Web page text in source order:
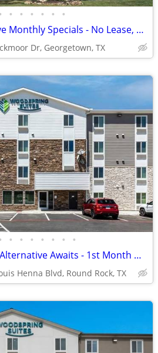
• • • • • •
Call Today for Exclusive Monthly Specials - No Lease, No Deposit!
Dr, Georgetown, TX
• • • • • • •
Your New Apartment Alternative Awaits - 1st Month Manager's Special!
Henna Blvd, Round Rock, TX